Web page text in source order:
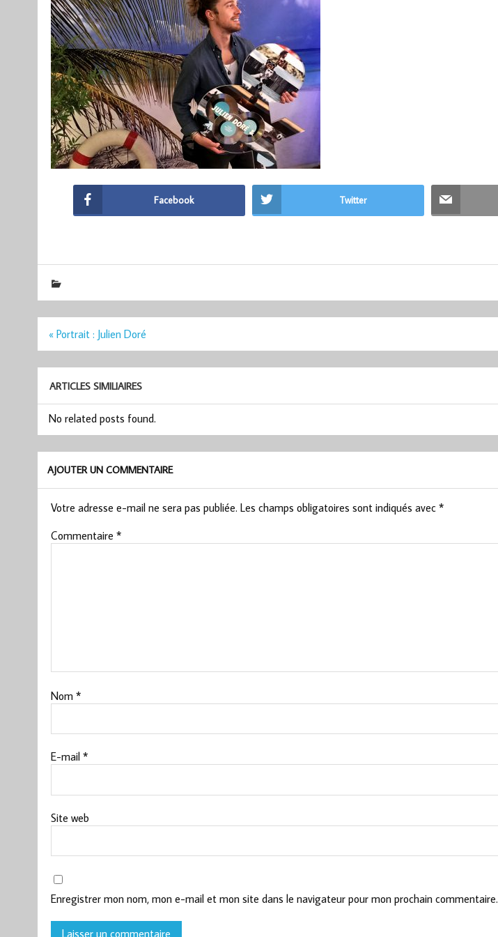
Facebook Twitter
Navigation
« Portrait : Julien Doré
ARTICLES SIMILIAIRES
No related posts found.
AJOUTER UN COMMENTAIRE
Votre adresse e-mail ne sera pas publiée. Les champs obligatoires sont indiqués avec *
Commentaire *
Nom *
E-mail *
Site web
Enregistrer mon nom, mon e-mail et mon site dans le navigateur pour mon prochain commentaire.